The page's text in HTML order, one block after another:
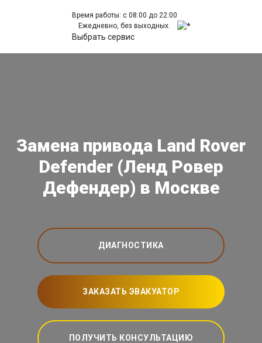
Время работы: с 08:00 до 22:00
Ежедневно, без выходных.
Выбрать сервис
Замена привода Land Rover
Defender (Ленд Ровер
Дефендер) в Москве
ДИАГНОСТИКА
ЗАКАЗАТЬ ЭВАКУАТОР
ПОЛУЧИТЬ КОНСУЛЬТАЦИЮ